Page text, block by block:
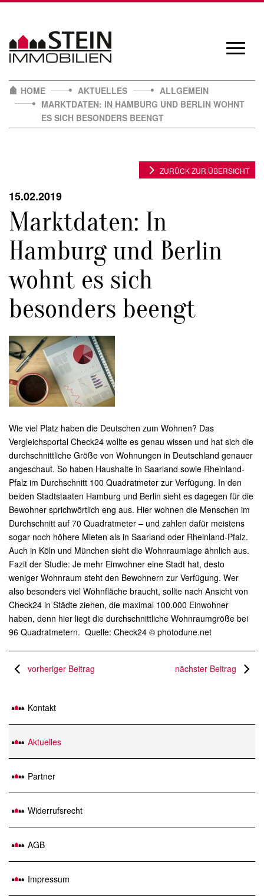
content
HOME
AKTUELLES
ALLGEMEIN
MARKTDATEN: IN HAMBURG UND BERLIN WOHNT
ES SICH BESONDERS BEENGT
15.02.2019
Marktdaten: In
Hamburg und Berlin
wohnt es sich
besonders beengt
ZURÜCK ZUR ÜBERSICHT
Wie viel Platz haben die Deutschen zum Wohnen? Das
Vergleichsportal Check24 wollte es genau wissen und hat sich die
durchschnittliche Größe von Wohnungen in Deutschland genauer
angeschaut. So haben Haushalte in Saarland sowie Rheinland-
Pfalz im Durchschnitt 100 Quadratmeter zur Verfügung. In den
beiden Stadtstaaten Hamburg und Berlin sieht es dagegen für die
Bewohner sprichwörtlich eng aus. Hier wohnen die Menschen im
Durchschnitt auf 70 Quadratmeter – und zahlen dafür meistens
sogar noch höhere Mieten als in Saarland oder Rheinland-Pfalz.
Auch in Köln und München sieht die Wohnraumlage ähnlich aus.
Fazit der Studie: Je mehr Einwohner eine Stadt hat, desto
weniger Wohnraum steht den Bewohnern zur Verfügung. Wer
also besonders viel Wohnfläche braucht, sollte nach Ansicht von
Check24 in Städte ziehen, die maximal 100.000 Einwohner
haben, denn hier liegt die durchschnittliche Wohnraumgröße bei
96 Quadratmetern. Quelle: Check24 © photodune.net
vorheriger Beitrag nächster Beitrag
Kontakt
Aktuelles
Partner
Widerrufsrecht
AGB
Impressum